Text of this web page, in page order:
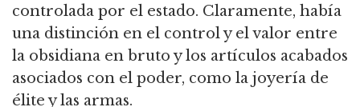
controlada por el estado. Claramente, había
una distinción en el control y el valor entre
la obsidiana en bruto y los artículos acabados
asociados con el poder, como la joyería de
élite y las armas.